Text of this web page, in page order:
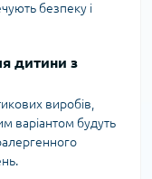
безпеку і
дитини з
виробів,
варіантом будуть